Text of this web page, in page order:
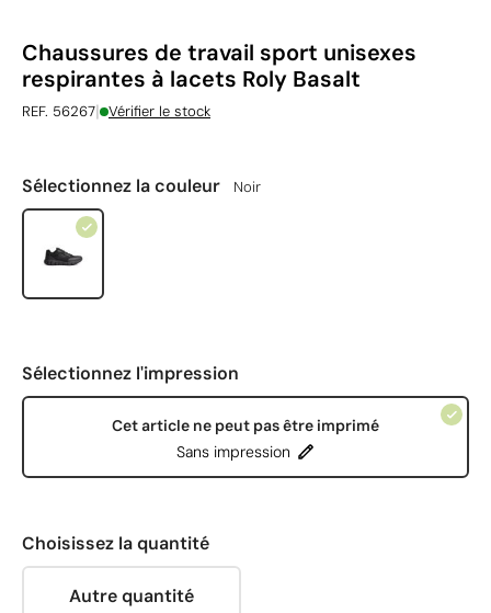
Chaussures de travail sport unisexes
respirantes à lacets Roly Basalt
REF. 56267| Vérifier le stock
Sélectionnez la couleur Noir
Sélectionnez l'impression
Cet article ne peut pas être imprimé
Sans impression
Choisissez la quantité
Autre quantité